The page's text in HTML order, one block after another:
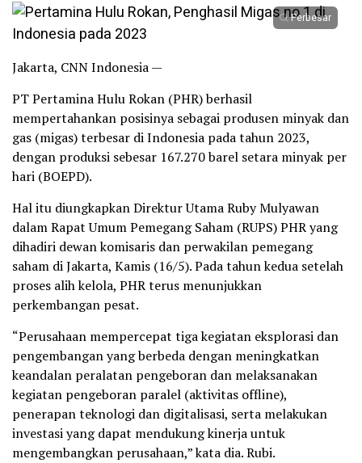
Perbesar
Jakarta, CNN Indonesia —
PT Pertamina Hulu Rokan (PHR) berhasil
mempertahankan posisinya sebagai produsen minyak dan
gas (migas) terbesar di Indonesia pada tahun 2023,
dengan produksi sebesar 167.270 barel setara minyak per
hari (BOEPD).
Hal itu diungkapkan Direktur Utama Ruby Mulyawan
dalam Rapat Umum Pemegang Saham (RUPS) PHR yang
dihadiri dewan komisaris dan perwakilan pemegang
saham di Jakarta, Kamis (16/5). Pada tahun kedua setelah
proses alih kelola, PHR terus menunjukkan
perkembangan pesat.
“Perusahaan mempercepat tiga kegiatan eksplorasi dan
pengembangan yang berbeda dengan meningkatkan
keandalan peralatan pengeboran dan melaksanakan
kegiatan pengeboran paralel (aktivitas offline),
penerapan teknologi dan digitalisasi, serta melakukan
investasi yang dapat mendukung kinerja untuk
mengembangkan perusahaan,” kata dia. Rubi.